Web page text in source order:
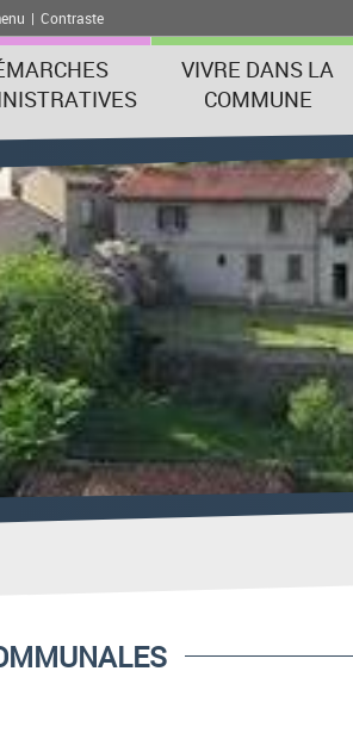
| Contraste
VIVRE DANS LA
COMMUNE